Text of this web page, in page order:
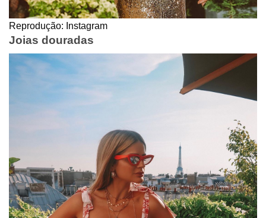
Reprodução: Instagram
Joias douradas